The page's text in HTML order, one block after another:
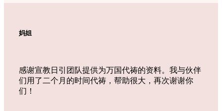
妈姐
感谢宣教日引团队提供为万国代祷的资料。我与伙伴
们用了二个月的时间代祷，帮助很大，再次谢谢你
们！